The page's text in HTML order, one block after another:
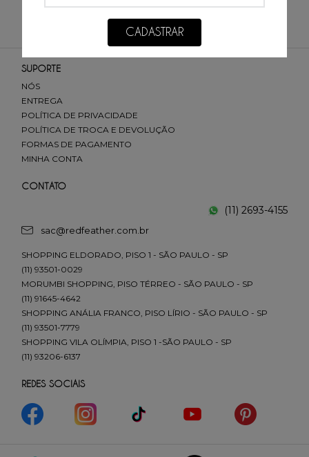
SUPORTE
NÓS
ENTREGA
POLÍTICA DE PRIVACIDADE
POLÍTICA DE TROCA E DEVOLUÇÃO
FORMAS DE PAGAMENTO
MINHA CONTA
CONTATO
(11) 2693-4155
sac@redfeather.com.br
SHOPPING ELDORADO, PISO 1 - SÃO PAULO - SP
(11) 93501-0029
MORUMBI SHOPPING, PISO TÉRREO - SÃO PAULO - SP
(11) 91645-4642
SHOPPING ANÁLIA FRANCO, PISO LÍRIO - SÃO PAULO - SP
(11) 93501-7779
SHOPPING VILA OLÍMPIA, PISO 1 -SÃO PAULO - SP
(11) 93206-6137
REDES SOCIAIS
CADASTRAR